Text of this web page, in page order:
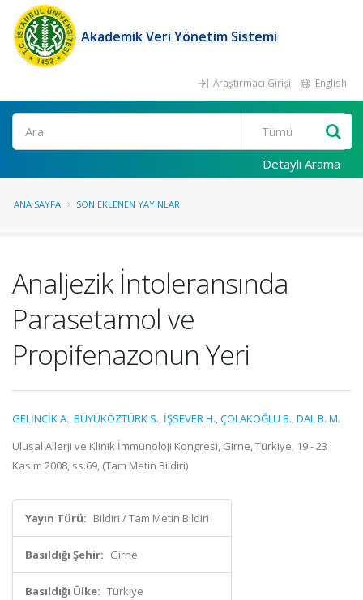
Akademik Veri Yönetim Sistemi
Araştırmacı Girişi English
Ara
Detaylı Arama
ANA SAYFA SON EKLENEN YAYINLAR
Analjezik İntoleransında
Parasetamol ve
Propifenazonun Yeri
GELİNCİK A.,BÜYÜKÖZTÜRK S., İŞSEVER H.,ÇOLAKOĞLU B.,DAL B. M.
Ulusal Allerji ve Klinik İmmünoloji Kongresi, Girne, Türkiye, 19 - 23
Kasım 2008, ss.69, (Tam Metin Bildiri)
Yayın Türü: Bildiri / Tam Metin Bildiri
Basıldığı Şehir: Girne
Basıldığı Ülke: Türkiye